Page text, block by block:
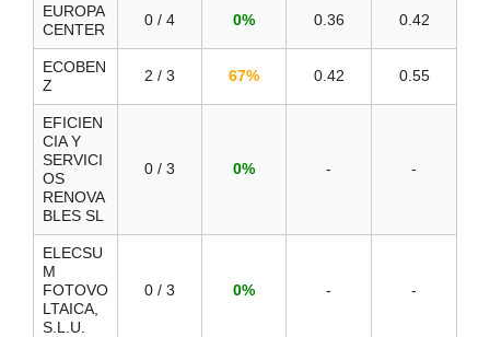
EUROPA
CENTER
0 / 4 0% 0.36 0.42
ECOBEN
Z
2 / 3 67% 0.42 0.55
EFICIEN
CIA Y
SERVICI
OS
RENOVA
BLES SL
0 / 3 0% - -
ELECSU
M
FOTOVO
LTAICA,
S.L.U.
0 / 3 0% - -